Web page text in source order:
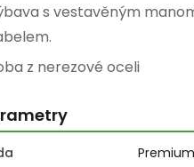
s vestavěným
z nerezové oceli
Premium